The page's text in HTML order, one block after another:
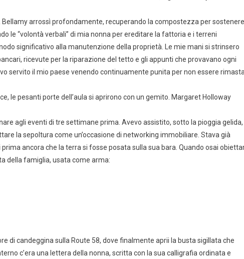
arrossì profondamente, recuperando la compostezza per sostenere
le “volontà verbali” di mia nonna per ereditare la fattoria e i terreni
significativo alla manutenzione della proprietà. Le mie mani si strinsero
ricevute per la riparazione del tetto e gli appunti che provavano ogni
servito il mio paese venendo continuamente punita per non essere
le pesanti porte dell’aula si aprirono con un gemito. Margaret Holloway
agli eventi di tre settimane prima. Avevo assistito, sotto la pioggia gelida,
la sepoltura come un’occasione di networking immobiliare. Stava già
ancora che la terra si fosse posata sulla sua bara. Quando osai
della famiglia, usata come arma:
di candeggina sulla Route 58, dove finalmente aprii la busta sigillata che
c’era una lettera della nonna, scritta con la sua calligrafia ordinata e